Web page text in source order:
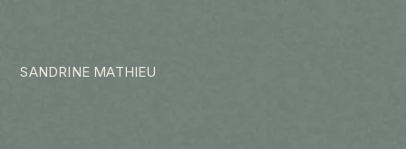
SANDRINE MATHIEU